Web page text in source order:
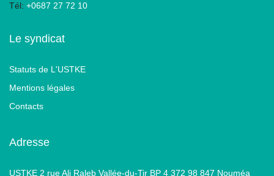
Tél: +0687 27 72 10
Le syndicat
Statuts de L'USTKE
Mentions légales
Contacts
Adresse
USTKE 2 rue Ali Raleb Vallée-du-Tir BP 4 372 98 847 Nouméa